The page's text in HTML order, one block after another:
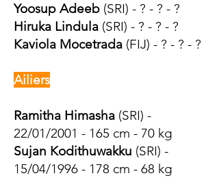
Yoosup Adeeb (SRI) - ? - ? - ?
Hiruka Lindula (SRI) - ? - ? - ?
Kaviola Mocetrada (FIJ) - ? - ? - ?
Ailiers
Ramitha Himasha (SRI) -
22/01/2001 - 165 cm - 70 kg
Sujan Kodithuwakku (SRI) -
15/04/1996 - 178 cm - 68 kg